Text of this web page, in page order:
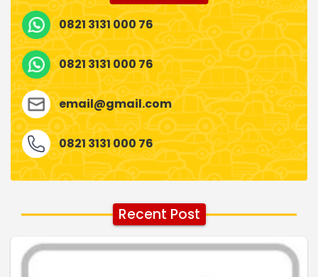
0821 3131 000 76
0821 3131 000 76
email@gmail.com
0821 3131 000 76
Recent Post